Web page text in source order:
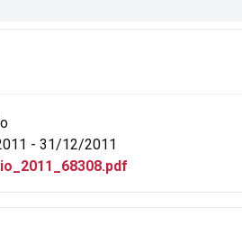
- 31/12/2011